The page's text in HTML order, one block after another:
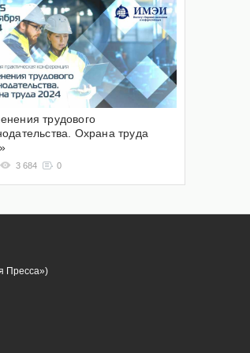
трудового
Охрана труда
3 684 0
Пресса»)